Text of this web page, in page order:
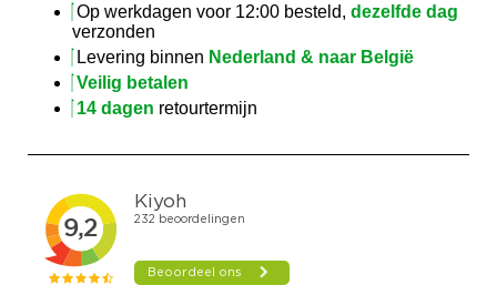
Op werkdagen voor 12:00 besteld,dezelfde dag
verzonden
Levering binnen Nederland & naar België
Veilig betalen
14 dagen retourtermijn